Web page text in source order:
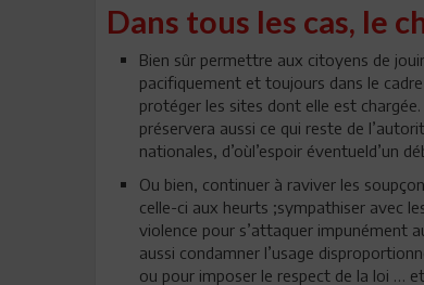
Dans tous les cas, le
Bien sûr permettre aux citoyens de
pacifiquement et toujours dans le
protéger les sites dont elle est
préservera aussi ce qui reste de
nationales, d’oùl’espoir éventueld’un
Ou bien, continuer à raviver les
celle-ci aux heurts ;sympathiser avec
violence pour s’attaquer impunément
aussi condamner l’usage
ou pour imposer le respect de la loi …